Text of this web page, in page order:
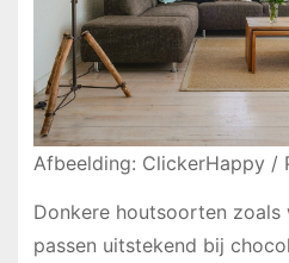
Afbeelding: ClickerHappy /
Donkere houtsoorten
passen uitstekend bij